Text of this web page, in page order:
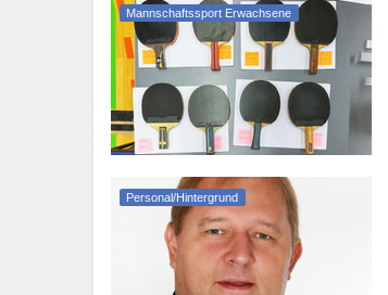
Mannschaftssport Erwachsene
Personal/Hintergrund